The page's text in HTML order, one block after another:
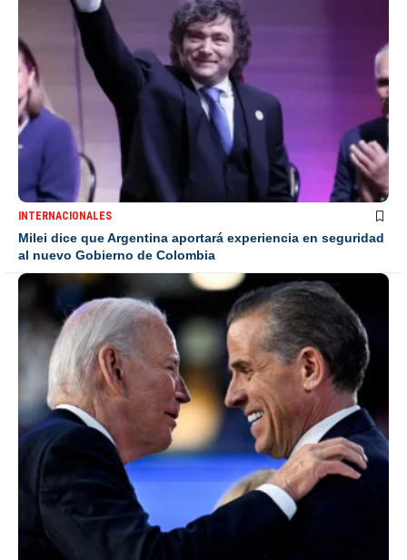
INTERNACIONALES
Milei dice que Argentina aportará experiencia en seguridad
al nuevo Gobierno de Colombia